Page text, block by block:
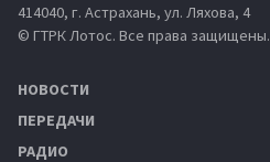
414040, г. Астрахань, ул. Ляхова, 4
© ГТРК Лотос. Все права защищены.
НОВОСТИ
ПЕРЕДАЧИ
РАДИО